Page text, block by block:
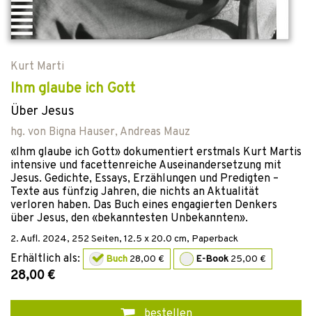
Kurt Marti
Ihm glaube ich Gott
Über Jesus
hg. von Bigna Hauser, Andreas Mauz
«Ihm glaube ich Gott» dokumentiert erstmals Kurt Martis
intensive und facettenreiche Auseinandersetzung mit
Jesus. Gedichte, Essays, Erzählungen und Predigten –
Texte aus fünfzig Jahren, die nichts an Aktualität
verloren haben. Das Buch eines engagierten Denkers
über Jesus, den «bekanntesten Unbekannten».
2. Aufl. 2024, 252 Seiten, 12.5 x 20.0 cm, Paperback
Erhältlich als: Buch 28,00 € E-Book 25,00 €
28,00 €